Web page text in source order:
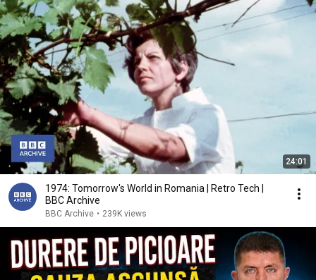
24:01
1974: Tomorrow's World in Romania | Retro Tech |
BBC Archive
BBC Archive • 239K views